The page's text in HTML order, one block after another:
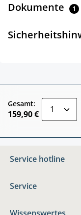
Dokumente 1
Gesamt:
159,90 €
Service hotline
Service